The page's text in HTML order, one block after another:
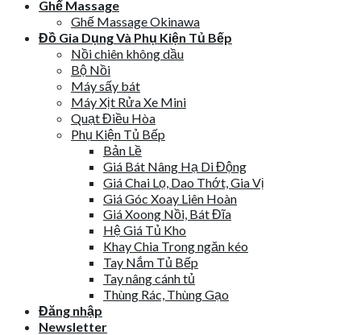
Ghế Massage
Ghế Massage Okinawa
Đồ Gia Dụng Và Phụ Kiện Tủ Bếp
Nồi chiên không dầu
Bộ Nồi
Máy sấy bát
Máy Xịt Rửa Xe Mini
Quạt Điều Hòa
Phụ Kiện Tủ Bếp
Bản Lề
Giá Bát Nâng Hạ Di Động
Giá Chai Lọ, Dao Thớt, Gia Vị
Giá Góc Xoay Liên Hoàn
Giá Xoong Nồi, Bát Đĩa
Hệ Giá Tủ Kho
Khay Chia Trong ngăn kéo
Tay Nắm Tủ Bếp
Tay nâng cánh tủ
Thùng Rác, Thùng Gạo
Đăng nhập
Newsletter